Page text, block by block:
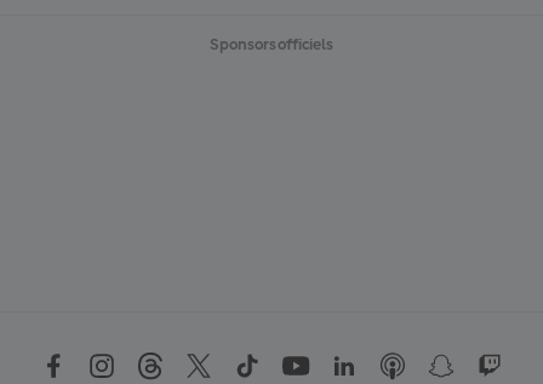
Sponsors officiels